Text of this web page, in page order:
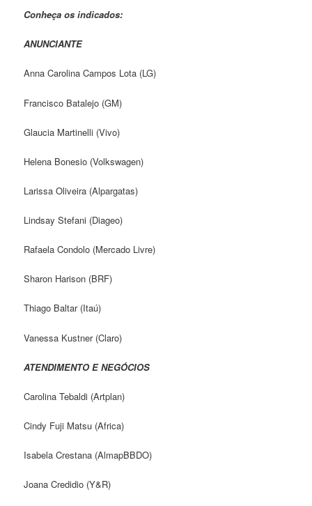
Conheça os indicados:
ANUNCIANTE
Anna Carolina Campos Lota (LG)
Francisco Batalejo (GM)
Glaucia Martinelli (Vivo)
Helena Bonesio (Volkswagen)
Larissa Oliveira (Alpargatas)
Lindsay Stefani (Diageo)
Rafaela Condolo (Mercado Livre)
Sharon Harison (BRF)
Thiago Baltar (Itaú)
Vanessa Kustner (Claro)
ATENDIMENTO E NEGÓCIOS
Carolina Tebaldi (Artplan)
Cindy Fuji Matsu (Africa)
Isabela Crestana (AlmapBBDO)
Joana Credidio (Y&R)